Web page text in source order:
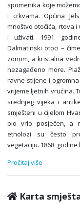
spomenika koje
i crkvama. Općina
mnoštvo otočića, rtova
i uživati. 1991.
Dalmatinski otoci –
zonom, a kristalna
nezagađeno more.
ravne stijene i
vrijeme ljetnih vrućina.
srednjeg vijeka i
smješteni u cijelom
bio vrlo posječen, a
etnolozi su često
vegetaciju. 1868.
Pročitaj više
Karta